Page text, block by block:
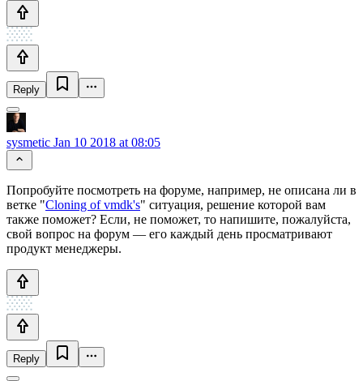
Reply
sysmetic Jan 10 2018 at 08:05
Попробуйте посмотреть на форуме, например, не описана ли в
ветке "Cloning of vmdk's" ситуация, решение которой вам
также поможет? Если, не поможет, то напишите, пожалуйста,
свой вопрос на форум — его каждый день просматривают
продукт менеджеры.
Reply